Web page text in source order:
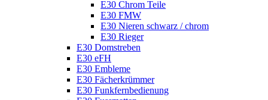
E30 Chrom Teile
E30 FMW
E30 Nieren schwarz / chrom
E30 Rieger
E30 Domstreben
E30 eFH
E30 Embleme
E30 Fächerkrümmer
E30 Funkfernbedienung